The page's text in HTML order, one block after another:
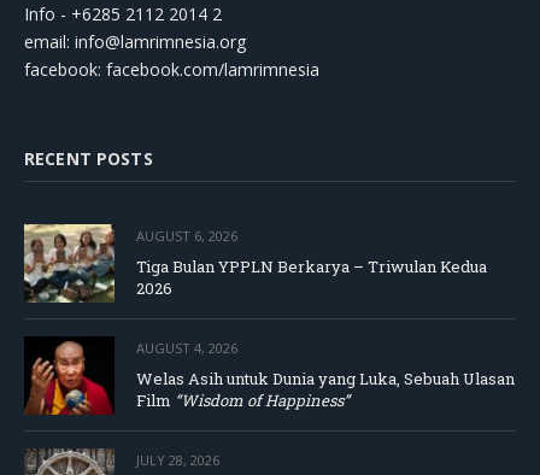
Info - +6285 2112 2014 2
email: info@lamrimnesia.org
facebook: facebook.com/lamrimnesia
RECENT POSTS
AUGUST 6, 2026
Tiga Bulan YPPLN Berkarya – Triwulan Kedua
2026
AUGUST 4, 2026
Welas Asih untuk Dunia yang Luka, Sebuah Ulasan
Film “Wisdom of Happiness”
JULY 28, 2026